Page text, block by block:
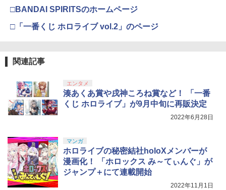
4
【純正品】Xbox 充電式バッテリー + US
5
【国内正規品】Thrustmaster スラスト
マスター TH8S シフター - PC、PS4、P
S5、PS5 Pro、Xbox One、Xbox Serie
(オリジナル特典:オリジナル巾着＋メー
カー特典:【坤と離】二振りの剣、十翼よ
り来たる！スタジオ描き下ろしイラスト
ボード付) [Blu-ray]
4
劇場版「鬼滅の刃」無限城編 第一章 猗
窩座再来 完全生産限定版 [Blu-ray]
5
『映画 ラブライブ！蓮ノ空女学院スクー
ルアイドルクラブ Bloom Garden Part
y』Blu-ray（特装限定版）
□BANDAI SPIRITSのホームページ
□「一番くじ ホロライブ vol.2」のページ
関連記事
エンタメ
湊あくあ賞や戌神ころね賞など！ 「一番
くじ ホロライブ」が9月中旬に再販決定
2022年6月28日
マンガ
ホロライブの秘密結社holoXメンバーが
漫画化！ 「ホロックス み～てぃんぐ」が
ジャンプ＋にて連載開始
2022年11月1日